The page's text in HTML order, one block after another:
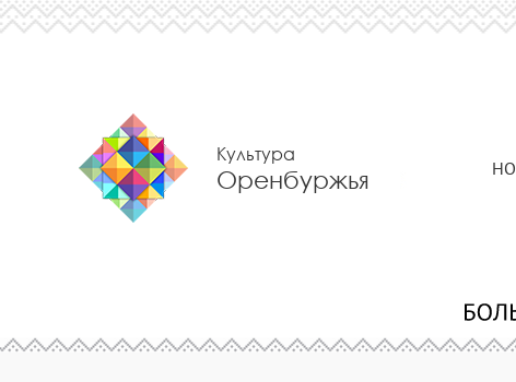
Культура
Оренбуржья